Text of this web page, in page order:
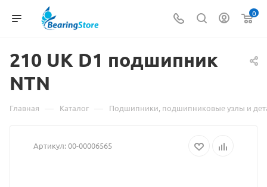
0
210 UK D1 Материал
товаре
UK
подшипник
NTN
Главная — Каталог — Подшипники, подшипниковые узлы и
Артикул:00-00006565